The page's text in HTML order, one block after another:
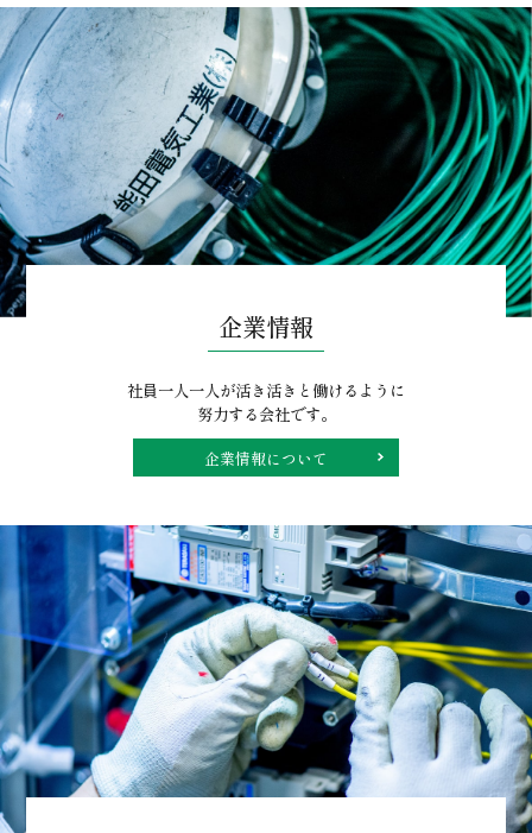
ニュース 2023年 新入社員歓迎会
ニュース 社内組織活性化研修会
ニュース 社内勉強会
業務実績
第六瑞光小学校外２校給食室冷暖房機用電気設備改修工
事
業務実績 私道照明灯ＬＥＤ取替（１）
業務実績 ６板橋市場花き棟受変電設備改修工事
企業情報
社員一人一人が活き活きと働けるように
努力する会社です。
企業情報について